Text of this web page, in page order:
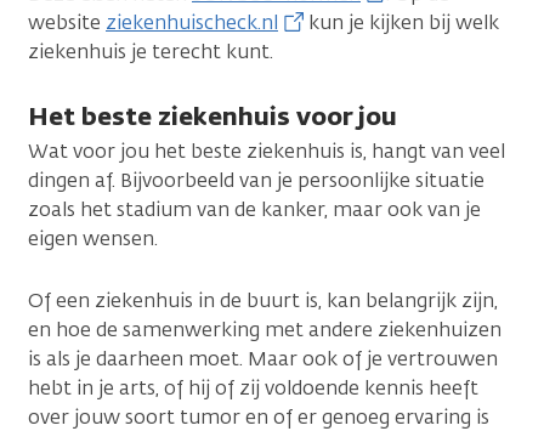
website ziekenhuischeck.nl
kun je kijken bij welk
ziekenhuis je terecht kunt.
Het beste ziekenhuis voor jou
Wat voor jou het beste ziekenhuis is, hangt van veel
dingen af. Bijvoorbeeld van je persoonlijke situatie
zoals het stadium van de kanker, maar ook van je
eigen wensen.
Of een ziekenhuis in de buurt is, kan belangrijk zijn,
en hoe de samenwerking met andere ziekenhuizen
is als je daarheen moet. Maar ook of je vertrouwen
hebt in je arts, of hij of zij voldoende kennis heeft
over jouw soort tumor en of er genoeg ervaring is